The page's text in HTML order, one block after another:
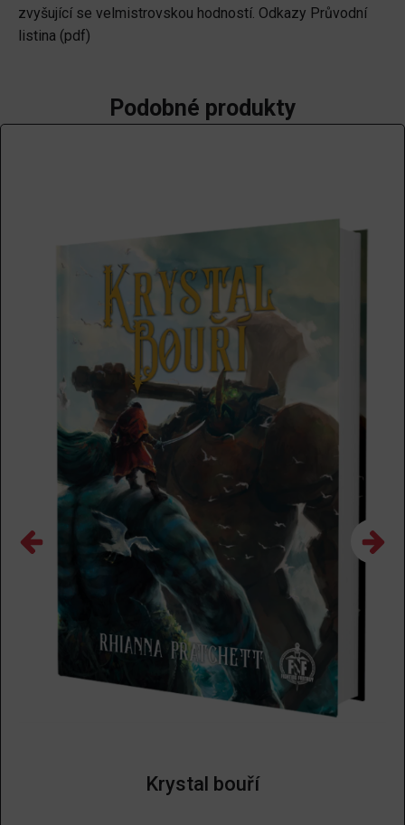
zvyšující se velmistrovskou hodností. Odkazy Průvodní
listina (pdf)
Podobné produkty
Krystal bouří